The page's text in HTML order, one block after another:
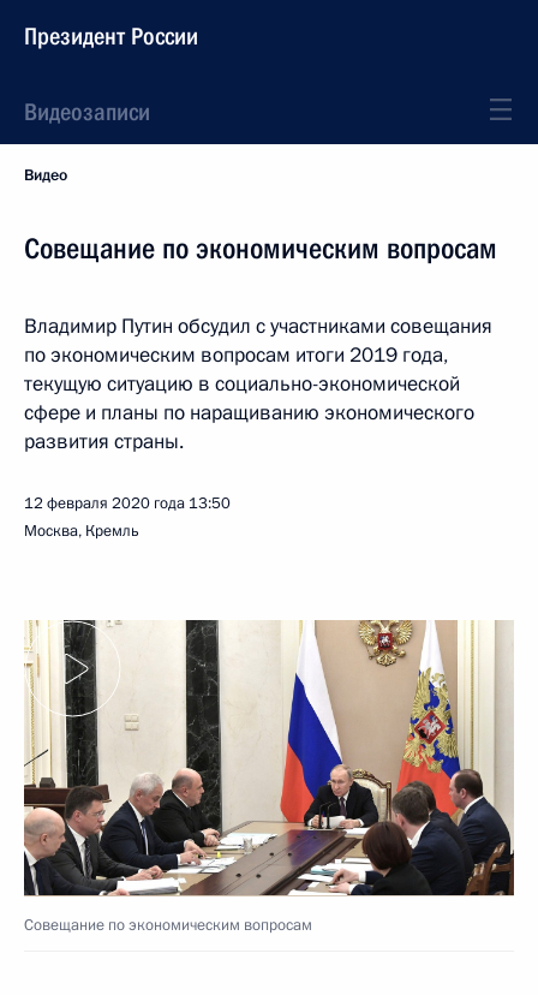
Президент России
Видеозаписи
Видео
Совещание по экономическим вопросам
Владимир Путин обсудил с участниками совещания
по экономическим вопросам итоги 2019 года,
текущую ситуацию в социально-экономической
сфере и планы по наращиванию экономического
развития страны.
12 февраля 2020 года 13:50
Москва, Кремль
Совещание по экономическим вопросам